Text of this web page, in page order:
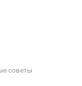
советы